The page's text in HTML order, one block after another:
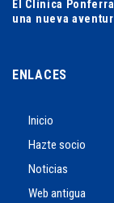
El Clínica
una nueva
ENLACES
Inicio
Hazte socio
Noticias
Web antigua